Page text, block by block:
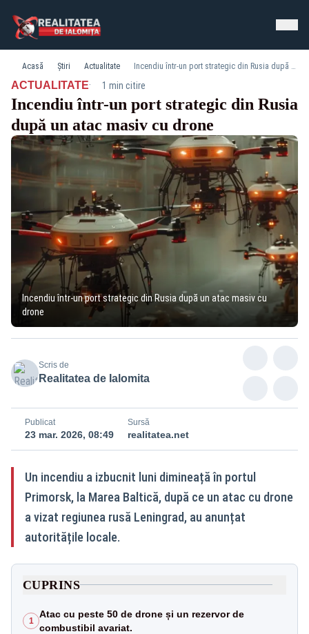
Acasă Știri Actualitate Incendiu într-un port strategic din Rusia după un atac masiv cu drone
ACTUALITATE· 1 min citire
Incendiu într-un port strategic din Rusia
după un atac masiv cu drone
Incendiu într-un port strategic din Rusia după un atac masiv cu
drone
Scris de
Realitatea de Ialomita
Publicat
23 mar. 2026, 08:49
Sursă
realitatea.net
Un incendiu a izbucnit luni dimineață în portul
Primorsk, la Marea Baltică, după ce un atac cu drone
a vizat regiunea rusă Leningrad, au anunțat
autoritățile locale.
CUPRINS
1
Atac cu peste 50 de drone și un rezervor de
combustibil avariat.